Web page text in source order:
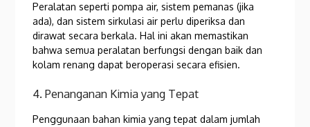
Peralatan seperti pompa air, sistem pemanas (jika
ada), dan sistem sirkulasi air perlu diperiksa dan
dirawat secara berkala. Hal ini akan memastikan
bahwa semua peralatan berfungsi dengan baik dan
kolam renang dapat beroperasi secara efisien.
4. Penanganan Kimia yang Tepat
Penggunaan bahan kimia yang tepat dalam jumlah